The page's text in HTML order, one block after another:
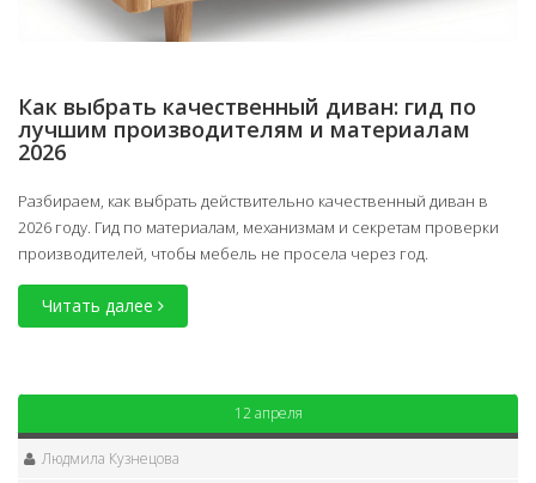
Как выбрать качественный диван: гид по
лучшим производителям и материалам
2026
Разбираем, как выбрать действительно качественный диван в
2026 году. Гид по материалам, механизмам и секретам проверки
производителей, чтобы мебель не просела через год.
Читать далее
12 апреля
Людмила Кузнецова